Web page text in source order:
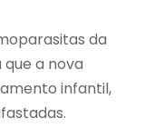
da
a nova
infantil,